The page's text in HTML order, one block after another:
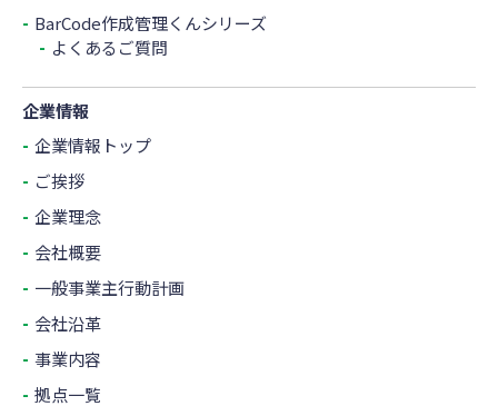
BarCode作成管理くんシリーズ
よくあるご質問
企業情報
企業情報トップ
ご挨拶
企業理念
会社概要
一般事業主行動計画
会社沿革
事業内容
拠点一覧